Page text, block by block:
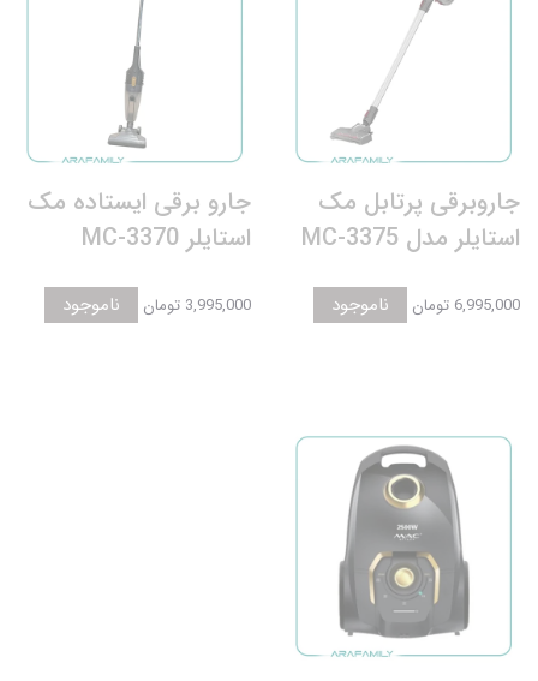
جاروبرقی پرتابل مک
استایلر مدل MC-3375
6,995,000 تومان ناموجود
جارو برقی ایستاده مک
استایلر MC-3370
3,995,000 تومان ناموجود